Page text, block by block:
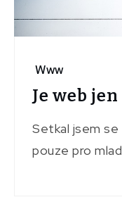
Www
Je web
Setkal jsem se
pouze pro